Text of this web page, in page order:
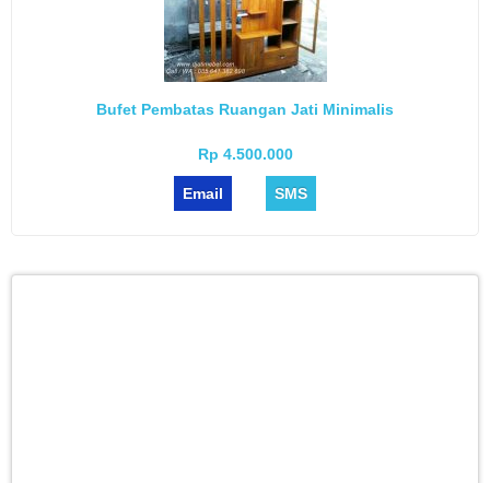
Bufet Pembatas Ruangan Jati Minimalis
Rp 4.500.000
Email SMS